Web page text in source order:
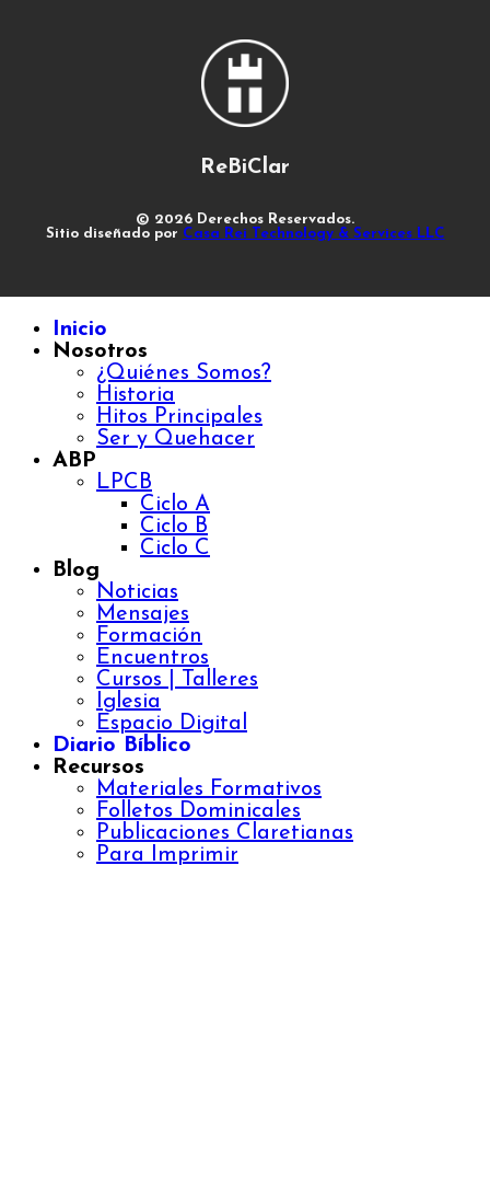
ReBiClar
© 2026 Derechos Reservados.
Sitio diseñado por Casa Rei Technology & Services LLC
Inicio
Nosotros
¿Quiénes Somos?
Historia
Hitos Principales
Ser y Quehacer
ABP
LPCB
Ciclo A
Ciclo B
Ciclo C
Blog
Noticias
Mensajes
Formación
Encuentros
Cursos | Talleres
Iglesia
Espacio Digital
Diario Bíblico
Recursos
Materiales Formativos
Folletos Dominicales
Publicaciones Claretianas
Para Imprimir